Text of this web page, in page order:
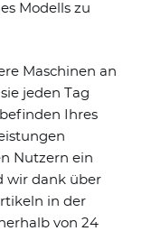
Modells zu
Maschinen an
jeden Tag
Ihres
Nutzern ein
wir dank über
in der
von 24